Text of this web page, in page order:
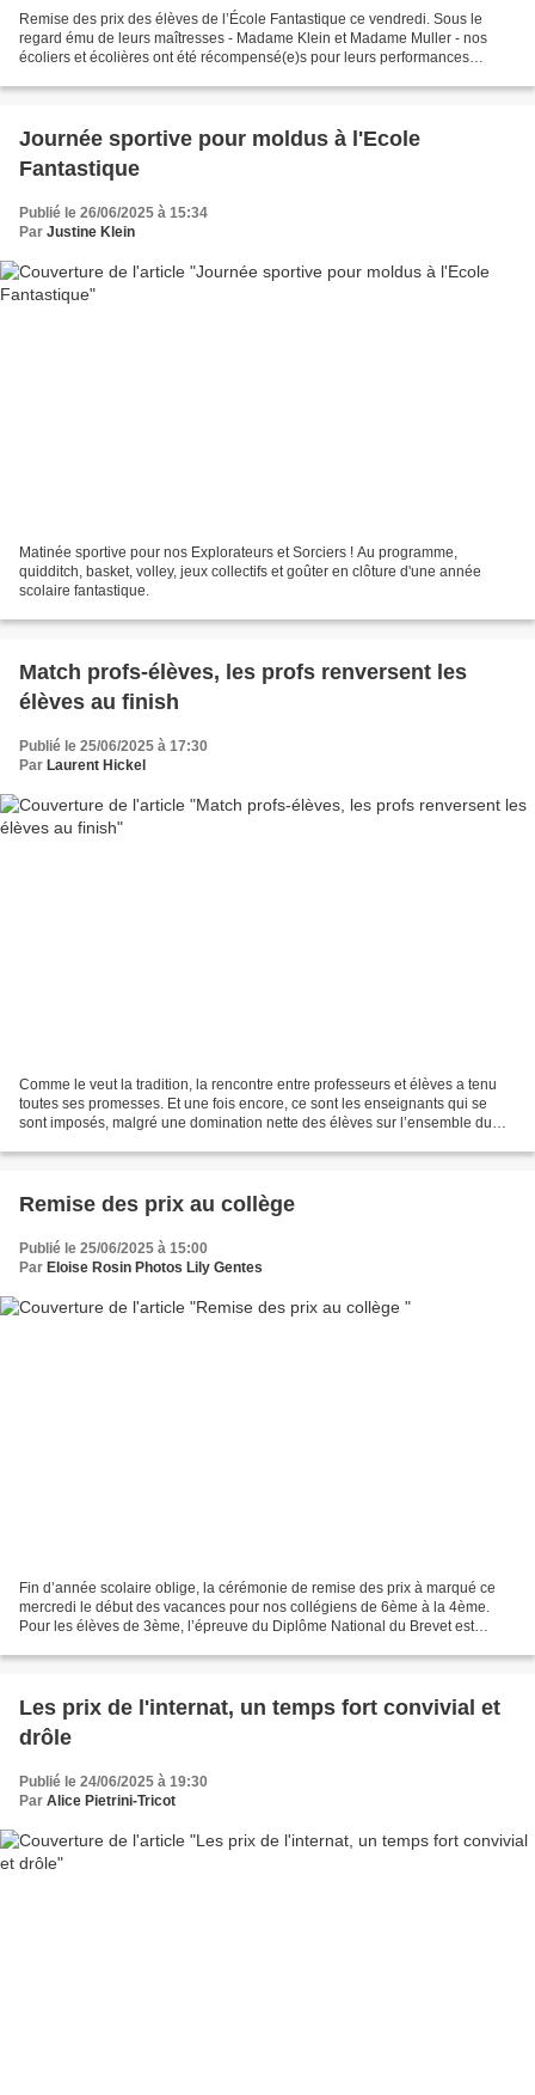
Remise des prix des élèves de l’École Fantastique ce vendredi. Sous le
regard ému de leurs maîtresses - Madame Klein et Madame Muller - nos
écoliers et écolières ont été récompensé(e)s pour leurs performances
Journée sportive pour moldus à l'Ecole
Fantastique
Publié le 26/06/2025 à 15:34
Par Justine Klein
Matinée sportive pour nos Explorateurs et Sorciers ! Au programme,
quidditch, basket, volley, jeux collectifs et goûter en clôture d'une année
scolaire fantastique.
Match profs-élèves, les profs renversent les
élèves au finish
Publié le 25/06/2025 à 17:30
Par Laurent Hickel
Comme le veut la tradition, la rencontre entre professeurs et élèves a tenu
toutes ses promesses. Et une fois encore, ce sont les enseignants qui se
sont imposés, malgré une domination nette des élèves sur l’ensemble du
Remise des prix au collège
Publié le 25/06/2025 à 15:00
Par Eloise Rosin Photos Lily Gentes
Fin d’année scolaire oblige, la cérémonie de remise des prix à marqué ce
mercredi le début des vacances pour nos collégiens de 6ème à la 4ème.
Pour les élèves de 3ème, l’épreuve du Diplôme National du Brevet est
Les prix de l'internat, un temps fort convivial et
drôle
Publié le 24/06/2025 à 19:30
Par Alice Pietrini-Tricot